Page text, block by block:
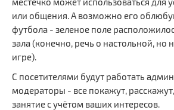
или общения. А возможно его
футбола - зеленое поле
зала (конечно, речь о настольной, но
игре).
С посетителями будут работать
модераторы - все покажут,
занятие с учётом ваших интересов.